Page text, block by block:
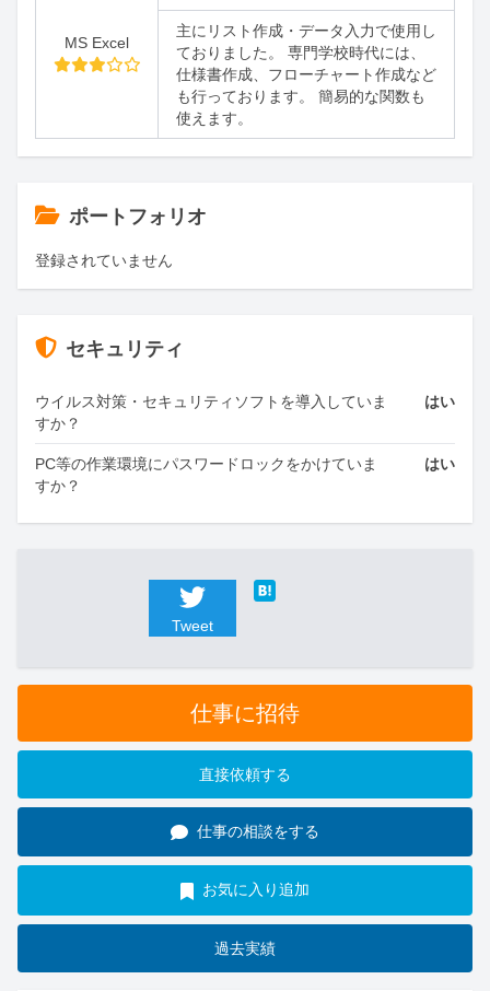
MS Excel
主にリスト作成・データ入力で使用し
ておりました。 専門学校時代には、
仕様書作成、フローチャート作成など
も行っております。 簡易的な関数も
使えます。
ポートフォリオ
登録されていません
セキュリティ
ウイルス対策・セキュリティソフトを導入していま
すか？
はい
PC等の作業環境にパスワードロックをかけていま
すか？
はい
Tweet
仕事に招待
直接依頼する
仕事の相談をする
お気に入り追加
過去実績